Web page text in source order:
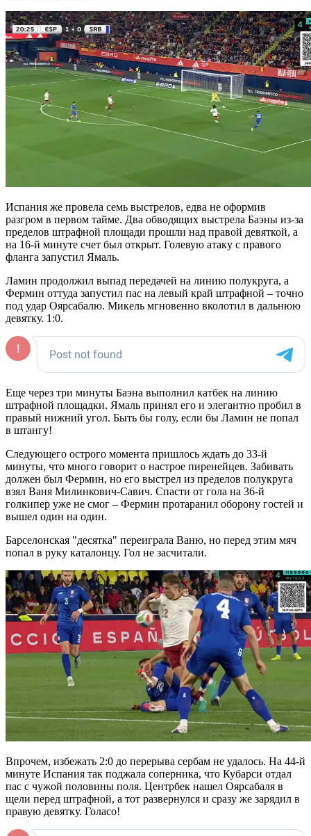
Испания же провела семь выстрелов, едва не оформив
разгром в первом тайме. Два обводящих выстрела Баэны из-за
пределов штрафной площади прошли над правой девяткой, а
на 16-й минуте счет был открыт. Голевую атаку с правого
фланга запустил Ямаль.
Ламин продолжил выпад передачей на линию полукруга, а
Фермин оттуда запустил пас на левый край штрафной – точно
под удар Оярсабалю. Микель мгновенно вколотил в дальнюю
девятку. 1:0.
Еще через три минуты Баэна выполнил катбек на линию
штрафной площадки. Ямаль принял его и элегантно пробил в
правый нижний угол. Быть бы голу, если бы Ламин не попал
в штангу!
Следующего острого момента пришлось ждать до 33-й
минуты, что много говорит о настрое пиренейцев. Забивать
должен был Фермин, но его выстрел из пределов полукруга
взял Ваня Милинкович-Савич. Спасти от гола на 36-й
голкипер уже не смог – Фермин протаранил оборону гостей и
вышел один на один.
Барселонская "десятка" переиграла Ваню, но перед этим мяч
попал в руку каталонцу. Гол не засчитали.
Впрочем, избежать 2:0 до перерыва сербам не удалось. На 44-й
минуте Испания так поджала соперника, что Кубарси отдал
пас с чужой половины поля. Центрбек нашел Оярсабаля в
щели перед штрафной, а тот развернулся и сразу же зарядил в
правую девятку. Голасо!